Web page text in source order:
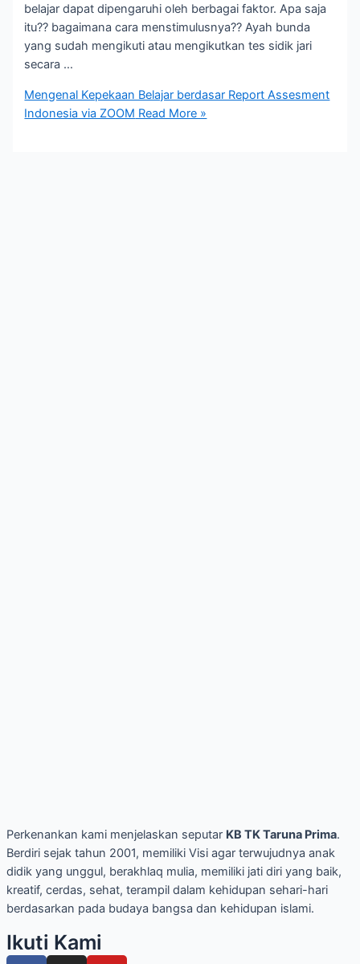
belajar dapat dipengaruhi oleh berbagai faktor. Apa saja
itu?? bagaimana cara menstimulusnya?? Ayah bunda
yang sudah mengikuti atau mengikutkan tes sidik jari
secara …
Mengenal Kepekaan Belajar berdasar Report Assesment
Indonesia via ZOOM Read More »
Perkenankan kami menjelaskan seputar KB TK Taruna Prima.
Berdiri sejak tahun 2001, memiliki Visi agar terwujudnya anak
didik yang unggul, berakhlaq mulia, memiliki jati diri yang baik,
kreatif, cerdas, sehat, terampil dalam kehidupan sehari-hari
berdasarkan pada budaya bangsa dan kehidupan islami.
Ikuti Kami